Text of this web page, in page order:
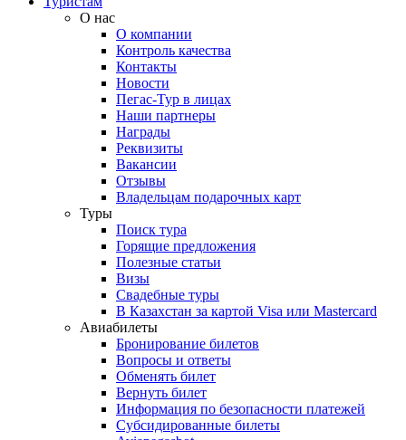
О нас
О компании
Контроль качества
Контакты
Новости
Пегас-Тур в лицах
Наши партнеры
Награды
Реквизиты
Вакансии
Отзывы
Владельцам подарочных карт
Туры
Поиск тура
Горящие предложения
Полезные статьи
Визы
Свадебные туры
В Казахстан за картой Visa или Masterсard
Авиабилеты
Бронирование билетов
Вопросы и ответы
Обменять билет
Вернуть билет
Информация по безопасности платежей
Субсидированные билеты